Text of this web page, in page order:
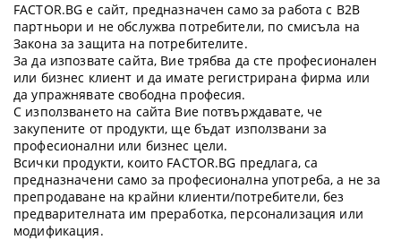
FACTOR.BG е сайт, предназначен само за работа с B2B
партньори и не обслужва потребители, по смисъла на
Закона за защита на потребителите.
За да изпозвате сайта, Вие трябва да сте професионален
или бизнес клиент и да имате регистрирана фирма или
да упражнявате свободна професия.
С използването на сайта Вие потвърждавате, че
закупените от продукти, ще бъдат използвани за
професионални или бизнес цели.
Всички продукти, които FACTOR.BG предлага, са
предназначени само за професионална употреба, а не за
препродаване на крайни клиенти/потребители, без
предварителната им преработка, персонализация или
модификация.